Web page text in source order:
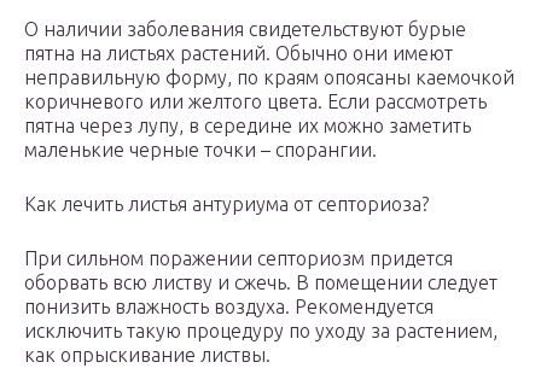
О наличии заболевания свидетельствуют бурые
пятна на листьях растений. Обычно они имеют
неправильную форму, по краям опоясаны каемочкой
коричневого или желтого цвета. Если рассмотреть
пятна через лупу, в середине их можно заметить
маленькие черные точки – спорангии.
Как лечить листья антуриума от септориоза?
При сильном поражении септориозм придется
оборвать всю листву и сжечь. В помещении следует
понизить влажность воздуха. Рекомендуется
исключить такую процедуру по уходу за растением,
как опрыскивание листвы.